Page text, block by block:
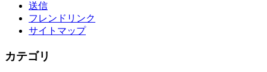
送信
フレンドリンク
サイトマップ
カテゴリ